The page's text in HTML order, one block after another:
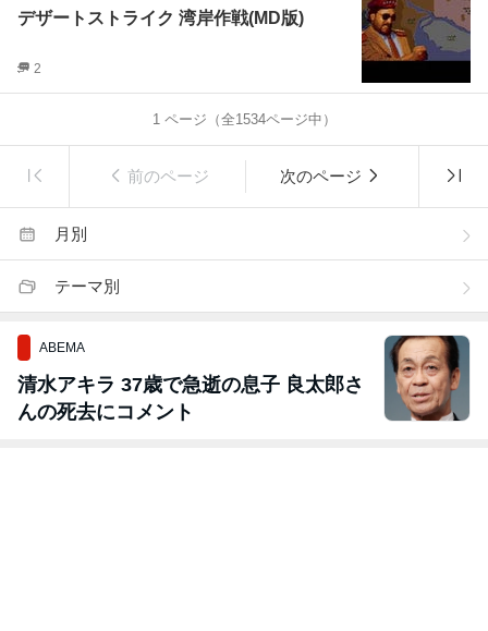
デザートストライク 湾岸作戦(MD版)
2
1ページ（全1534ページ中）
前のページ 次のページ
月別
テーマ別
ABEMA
清水アキラ 37歳で急逝の息子 良太郎さ
んの死去にコメント